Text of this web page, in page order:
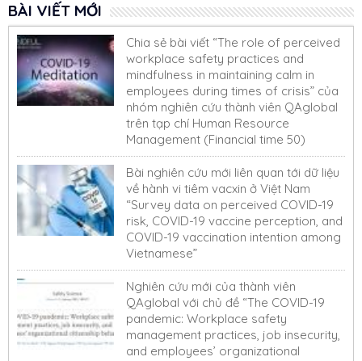
BÀI VIẾT MỚI
Chia sẻ bài viết “The role of perceived
workplace safety practices and
mindfulness in maintaining calm in
employees during times of crisis” của
nhóm nghiên cứu thành viên QAglobal
trên tạp chí Human Resource
Management (Financial time 50)
Bài nghiên cứu mới liên quan tới dữ liệu
về hành vi tiêm vacxin ở Việt Nam
“Survey data on perceived COVID-19
risk, COVID-19 vaccine perception, and
COVID-19 vaccination intention among
Vietnamese”
Nghiên cứu mới của thành viên
QAglobal với chủ đề “The COVID-19
pandemic: Workplace safety
management practices, job insecurity,
and employees’ organizational